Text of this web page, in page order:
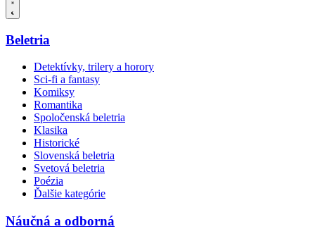
Beletria
Detektívky, trilery a horory
Sci-fi a fantasy
Komiksy
Romantika
Spoločenská beletria
Klasika
Historické
Slovenská beletria
Svetová beletria
Poézia
Ďalšie kategórie
Náučná a odborná